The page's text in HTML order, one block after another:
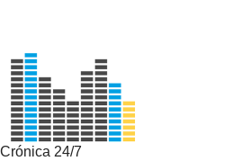
Crónica 24/7